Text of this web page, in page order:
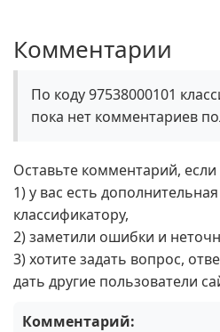
Комментарии
По коду 97538000101
пока нет комментариев
Оставьте комментарий, если
1) у вас есть
классификатору,
2) заметили ошибки и
3) хотите задать вопрос,
дать другие пользователи
Комментарий: